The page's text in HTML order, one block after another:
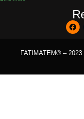
FATIMATEM® –